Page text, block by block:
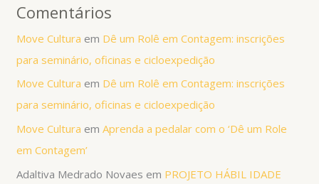
Comentários
Move Cultura em Dê um Rolê em Contagem: inscrições
para seminário, oficinas e cicloexpedição
Move Cultura em Dê um Rolê em Contagem: inscrições
para seminário, oficinas e cicloexpedição
Move Cultura emAprenda a pedalar com o ‘Dê um Role
em Contagem’
Adaltiva Medrado Novaes em PROJETO HÁBIL IDADE